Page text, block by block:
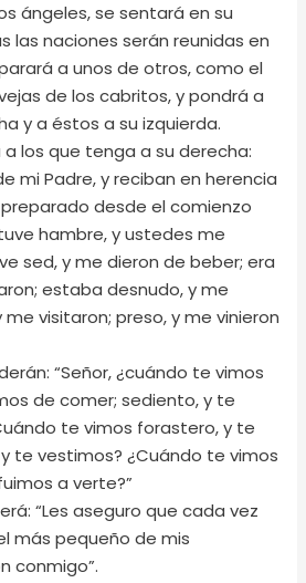
ángeles, se sentará en su
las naciones serán reunidas en
a unos de otros, como el
de los cabritos, y pondrá a
y a éstos a su izquierda.
a los que tenga a su derecha:
mi Padre, y reciban en herencia
desde el comienzo
hambre, y ustedes me
sed, y me dieron de beber; era
estaba desnudo, y me
visitaron; preso, y me vinieron
“Señor, ¿cuándo te vimos
de comer; sediento, y te
te vimos forastero, y te
te vestimos? ¿Cuándo te vimos
a verte?”
“Les aseguro que cada vez
más pequeño de mis
conmigo”.